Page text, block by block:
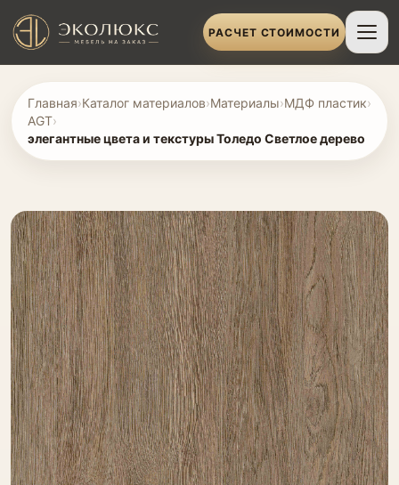
РАСЧЕТ СТОИМОСТИ
Главная›Каталог материалов›Материалы›МДФ пластик›
AGT›
элегантные цвета и текстуры Толедо Светлое дерево